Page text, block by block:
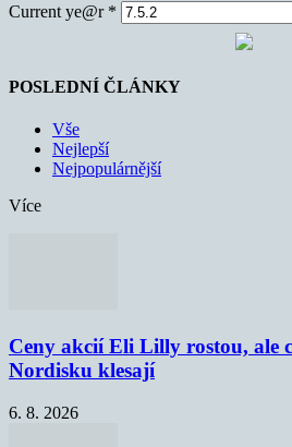
Current ye@r *
POSLEDNÍ ČLÁNKY
Vše
Nejlepší
Nejpopulárnější
Více
Ceny akcií Eli Lilly rostou, ale
Nordisku klesají
6. 8. 2026